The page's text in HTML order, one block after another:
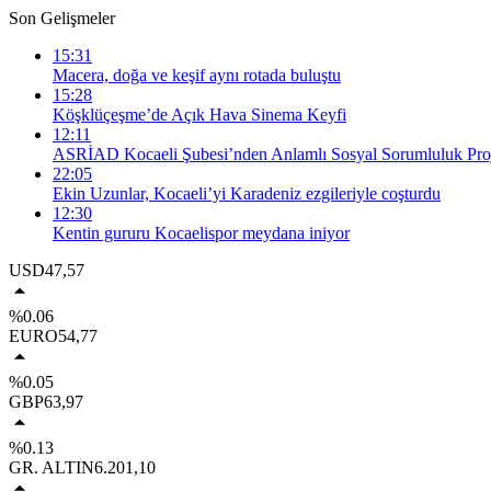
Son Gelişmeler
15:31
Macera, doğa ve keşif aynı rotada buluştu
15:28
Köşklüçeşme’de Açık Hava Sinema Keyfi
12:11
ASRİAD Kocaeli Şubesi’nden Anlamlı Sosyal Sorumluluk
22:05
Ekin Uzunlar, Kocaeli’yi Karadeniz ezgileriyle coşturdu
12:30
Kentin gururu Kocaelispor meydana iniyor
USD47,57
%0.06
EURO54,77
%0.05
GBP63,97
%0.13
GR. ALTIN6.201,10